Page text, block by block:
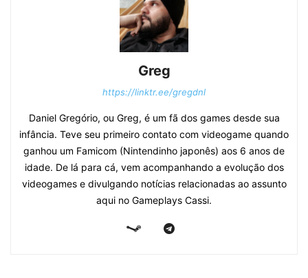
Greg
https://linktr.ee/gregdnl
Daniel Gregório, ou Greg, é um fã dos games desde sua
infância. Teve seu primeiro contato com videogame quando
ganhou um Famicom (Nintendinho japonês) aos 6 anos de
idade. De lá para cá, vem acompanhando a evolução dos
videogames e divulgando notícias relacionadas ao assunto
aqui no Gameplays Cassi.